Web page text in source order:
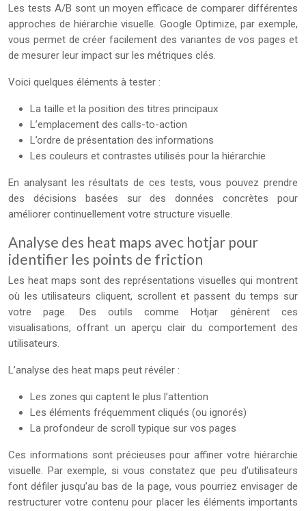
Les tests A/B sont un moyen efficace de comparer différentes
approches de hiérarchie visuelle. Google Optimize, par exemple,
vous permet de créer facilement des variantes de vos pages et
de mesurer leur impact sur les métriques clés.
Voici quelques éléments à tester :
La taille et la position des titres principaux
L’emplacement des calls-to-action
L’ordre de présentation des informations
Les couleurs et contrastes utilisés pour la hiérarchie
En analysant les résultats de ces tests, vous pouvez prendre
des décisions basées sur des données concrètes pour
améliorer continuellement votre structure visuelle.
Analyse des heat maps avec hotjar pour
identifier les points de friction
Les heat maps sont des représentations visuelles qui montrent
où les utilisateurs cliquent, scrollent et passent du temps sur
votre page. Des outils comme Hotjar génèrent ces
visualisations, offrant un aperçu clair du comportement des
utilisateurs.
L’analyse des heat maps peut révéler :
Les zones qui captent le plus l’attention
Les éléments fréquemment cliqués (ou ignorés)
La profondeur de scroll typique sur vos pages
Ces informations sont précieuses pour affiner votre hiérarchie
visuelle. Par exemple, si vous constatez que peu d’utilisateurs
font défiler jusqu’au bas de la page, vous pourriez envisager de
restructurer votre contenu pour placer les éléments importants